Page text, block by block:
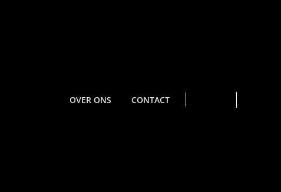
OVER ONS CONTACT